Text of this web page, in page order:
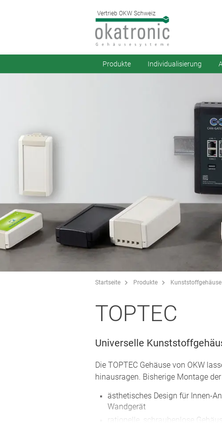
Vertrieb OKW Schweiz
Produkte Individualisierung
Startseite Produkte Kunststoffgehäuse
TOPTEC
Universelle
Die TOPTEC Gehäuse von OKW
hinausragen. Bisherige Montage
ästhetisches Design für Innen-
Wandgerät
rationelle, schraubenlose